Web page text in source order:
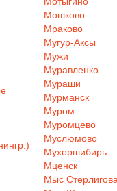
Мошково
Мраково
Мугур-Аксы
Мужи
Муравленко
Мураши
Мурманск
Муром
Муромцево
Муслюмово
Мухоршибирь
Мценск
Мыс